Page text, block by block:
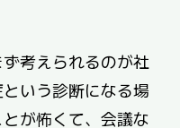
考えられるのが社
いう診断になる場
が怖くて、会議な